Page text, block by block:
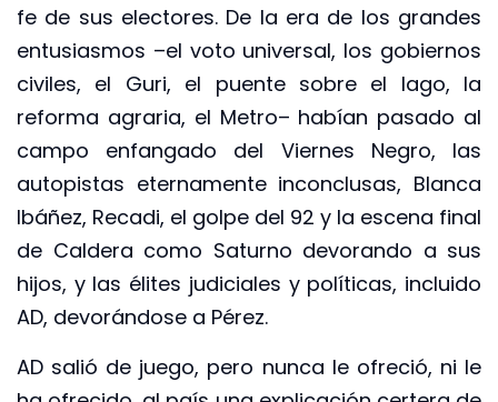
fe de sus electores. De la era de los grandes
entusiasmos –el voto universal, los gobiernos
civiles, el Guri, el puente sobre el lago, la
reforma agraria, el Metro– habían pasado al
campo enfangado del Viernes Negro, las
autopistas eternamente inconclusas, Blanca
Ibáñez, Recadi, el golpe del 92 y la escena final
de Caldera como Saturno devorando a sus
hijos, y las élites judiciales y políticas, incluido
AD, devorándose a Pérez.
AD salió de juego, pero nunca le ofreció, ni le